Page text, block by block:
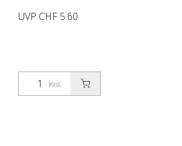
UVP CHF 5.60
Knl.